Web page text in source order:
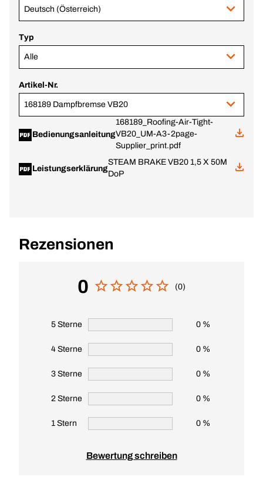
Deutsch (Österreich)
Typ
Alle
Artikel-Nr.
168189 Dampfbremse VB20
Bedienungsanleitung
168189_Roofing-Air-Tight-
VB20_UM-A3-2page-
Supplier_print.pdf
Leistungserklärung
STEAM BRAKE VB20 1,5 X 50M
DoP
Rezensionen
0 (0)
5 Sterne 0 %
4 Sterne 0 %
3 Sterne 0 %
2 Sterne 0 %
1 Stern 0 %
Bewertung schreiben